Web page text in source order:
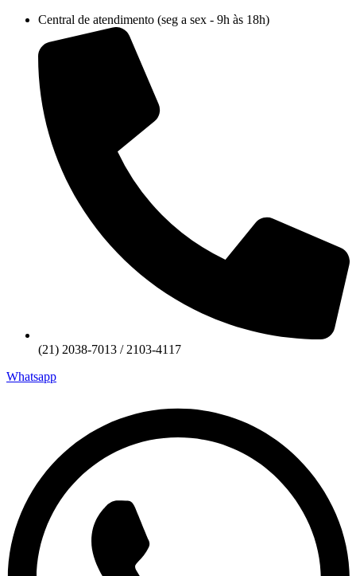
conteúdo
Central de atendimento (seg a sex - 9h às 18h)
(21) 2038-7013 / 2103-4117
Whatsapp